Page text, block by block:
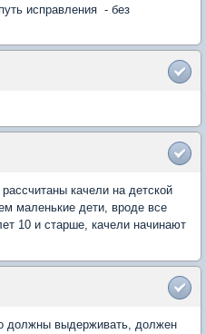
исправления - без
качели на детской
маленькие дети, вроде все
10 и старше, качели начинают
должны выдерживать, должен